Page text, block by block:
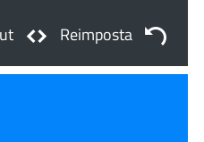
Reimposta